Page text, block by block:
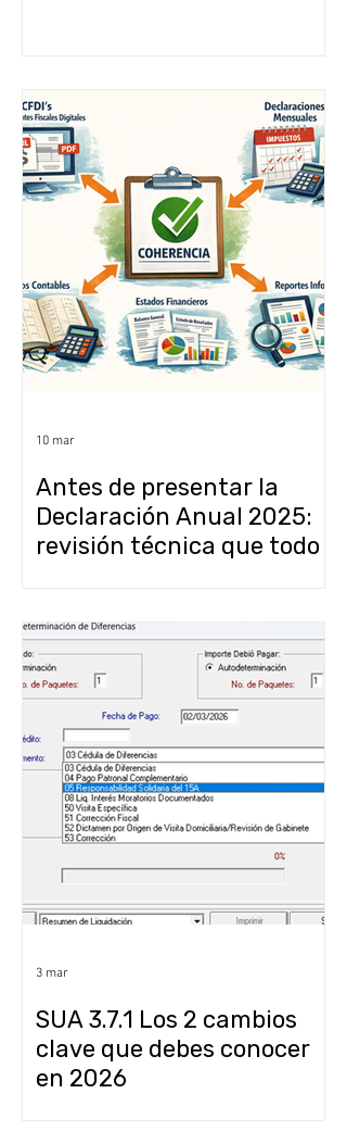
Antes de presentar la
Declaración Anual 2025:
revisión técnica que todo
10 mar
SUA 3.7.1 Los 2 cambios
clave que debes conocer
en 2026
3 mar